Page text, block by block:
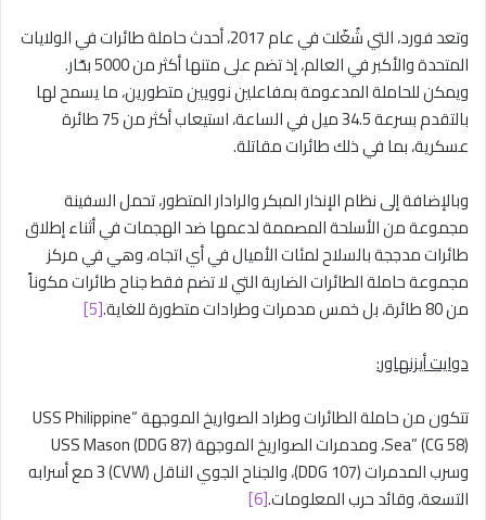
وتعد فورد، التي شُغّلت في عام 2017، أحدث حاملة طائرات في الولايات
المتحدة والأكبر في العالم، إذ تضم على متنها أكثر من 5000 بحّار.
ويمكن للحاملة المدعومة بمفاعلين نوويين متطورين، ما يسمح لها
بالتقدم بسرعة 34.5 ميل في الساعة، استيعاب أكثر من 75 طائرة
عسكرية، بما في ذلك طائرات مقاتلة.
وبالإضافة إلى نظام الإنذار المبكر والرادار المتطور، تحمل السفينة
مجموعة من الأسلحة المصممة لدعمها ضد الهجمات في أثناء إطلاق
طائرات مدججة بالسلاح لمئات الأميال في أي اتجاه، وهي في مركز
مجموعة حاملة الطائرات الضاربة التي لا تضم فقط جناح طائرات مكوناً
من 80 طائرة، بل خمس مدمرات وطرادات متطورة للغاية.
[5]
دوايت أيزنهاور:
تتكون من حاملة الطائرات وطراد الصواريخ الموجهة “USS Philippine
Sea” (CG 58)، ومدمرات الصواريخ الموجهة USS Mason (DDG 87)
وسرب المدمرات (DDG 107)، والجناح الجوي الناقل (CVW) 3 مع أسرابه
التسعة، وقائد حرب المعلومات.[6]